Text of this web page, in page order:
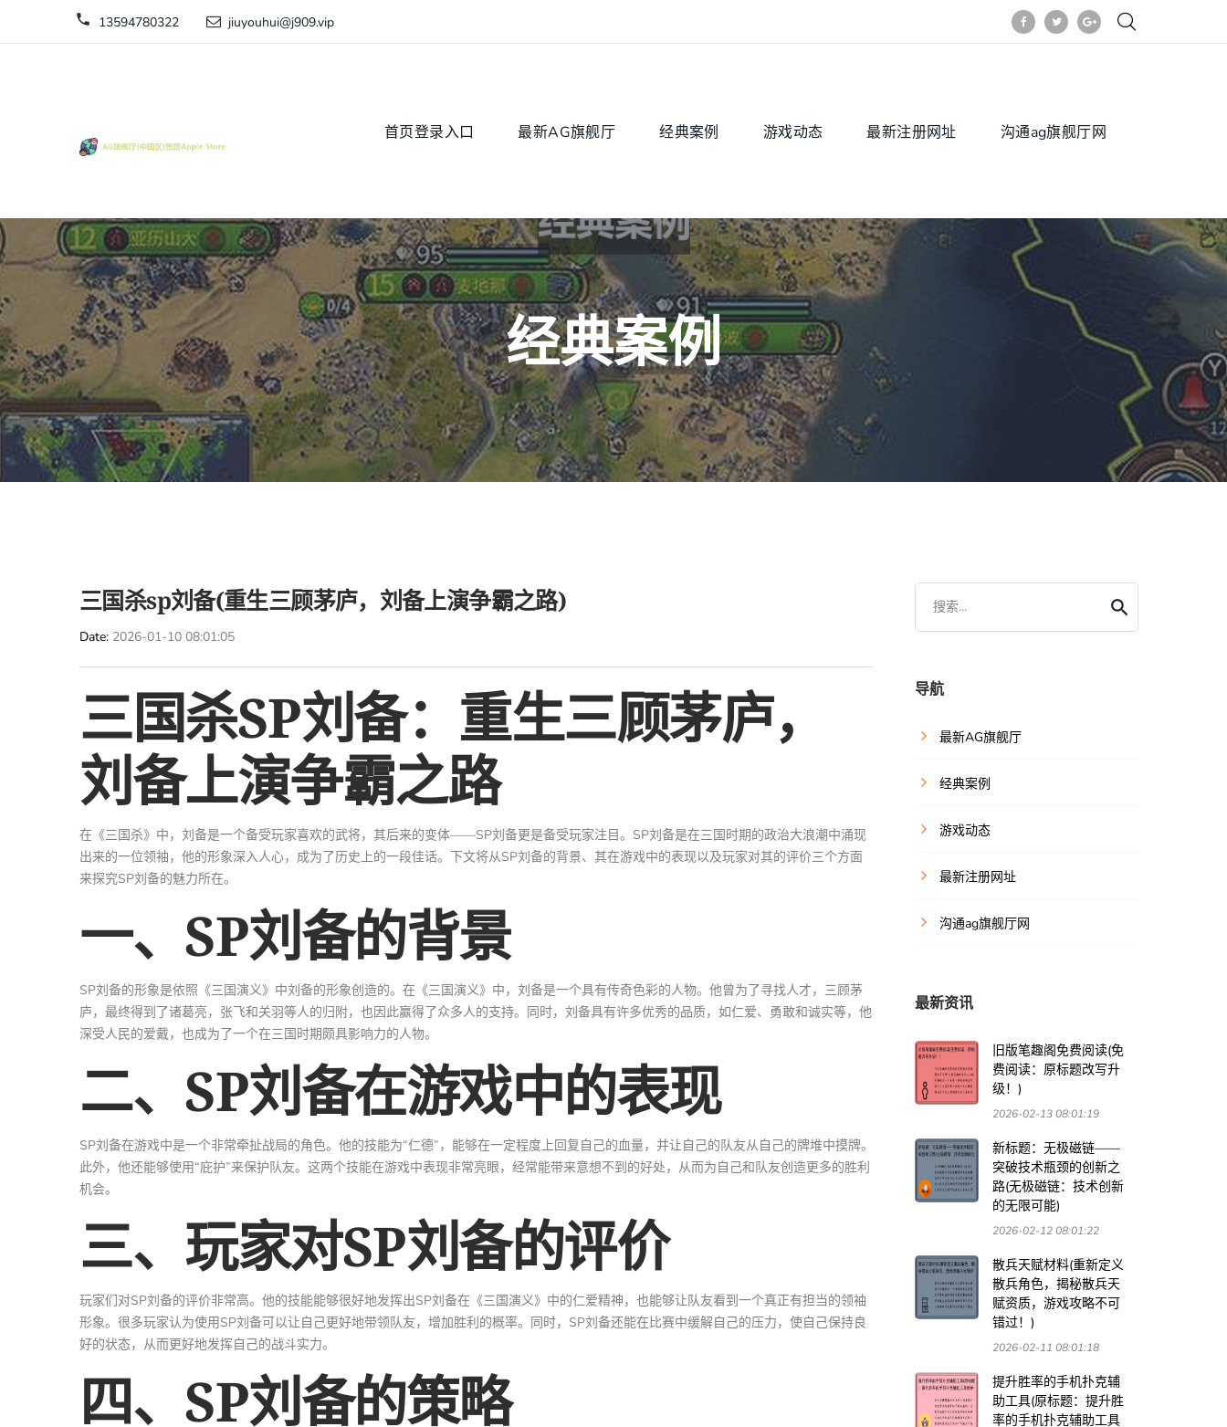
13594780322 jiuyouhui@j909.vip
首页登录入口 最新AG旗舰厅 经典案例 游戏动态 最新注册网址 沟通ag旗舰厅网
经典案例
三国杀sp刘备(重生三顾茅庐，刘备上演争霸之路)
Date 2026-01-10 08:01:05
三国杀SP刘备：重生三顾茅庐，
刘备上演争霸之路
在《三国杀》中，刘备是一个备受玩家喜欢的武将，其后来的变体——SP刘备更是备受玩家注目。SP刘备是在三国时期的政治大浪潮中涌现
出来的一位领袖，他的形象深入人心，成为了历史上的一段佳话。下文将从SP刘备的背景、其在游戏中的表现以及玩家对其的评价三个方面
来探究SP刘备的魅力所在。
一、SP刘备的背景
SP刘备的形象是依照《三国演义》中刘备的形象创造的。在《三国演义》中，刘备是一个具有传奇色彩的人物。他曾为了寻找人才，三顾茅
庐，最终得到了诸葛亮，张飞和关羽等人的归附，也因此赢得了众多人的支持。同时，刘备具有许多优秀的品质，如仁爱、勇敢和诚实等，他
深受人民的爱戴，也成为了一个在三国时期颇具影响力的人物。
二、SP刘备在游戏中的表现
SP刘备在游戏中是一个非常牵扯战局的角色。他的技能为“仁德”，能够在一定程度上回复自己的血量，并让自己的队友从自己的牌堆中摸牌。
此外，他还能够使用“庇护”来保护队友。这两个技能在游戏中表现非常亮眼，经常能带来意想不到的好处，从而为自己和队友创造更多的胜利
机会。
三、玩家对SP刘备的评价
玩家们对SP刘备的评价非常高。他的技能能够很好地发挥出SP刘备在《三国演义》中的仁爱精神，也能够让队友看到一个真正有担当的领袖
形象。很多玩家认为使用SP刘备可以让自己更好地带领队友，增加胜利的概率。同时，SP刘备还能在比赛中缓解自己的压力，使自己保持良
好的状态，从而更好地发挥自己的战斗实力。
四、SP刘备的策略
搜索...
导航
最新AG旗舰厅
经典案例
游戏动态
最新注册网址
沟通ag旗舰厅网
最新资讯
旧版笔趣阁免费阅读(免
费阅读：原标题改写升
级！)
2026-02-13 08:01:19
新标题：无极磁链——
突破技术瓶颈的创新之
路(无极磁链：技术创新
的无限可能)
2026-02-12 08:01:22
散兵天赋材料(重新定义
散兵角色，揭秘散兵天
赋资质，游戏攻略不可
错过！)
2026-02-11 08:01:18
提升胜率的手机扑克辅
助工具(原标题：提升胜
率的手机扑克辅助工具